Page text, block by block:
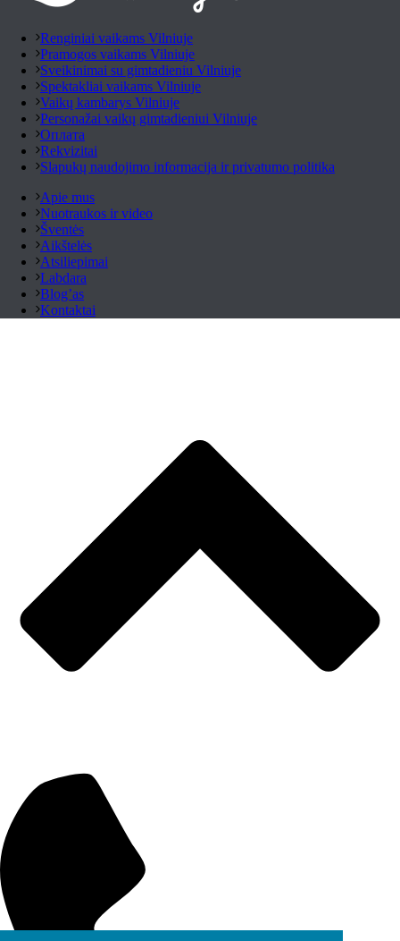
Renginiai vaikams Vilniuje
Pramogos vaikams Vilniuje
Sveikinimai su gimtadieniu Vilniuje
Spektakliai vaikams Vilniuje
Vaikų kambarys Vilniuje
Personažai vaikų gimtadieniui Vilniuje
Оплата
Rekvizitai
Slapukų naudojimo informacija ir privatumo politika
Apie mus
Nuotraukos ir video
Šventės
Aikštelės
Atsiliepimai
Labdara
Blog’as
Kontaktai